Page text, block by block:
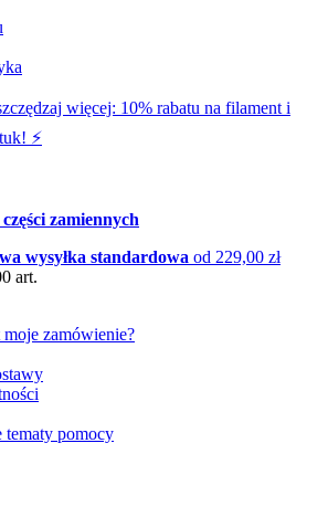
więcej: 10% rabatu na filament i
⚡️
zamiennych
wysyłka standardowa od 229,00 zł
art.
moje zamówienie?
tematy pomocy